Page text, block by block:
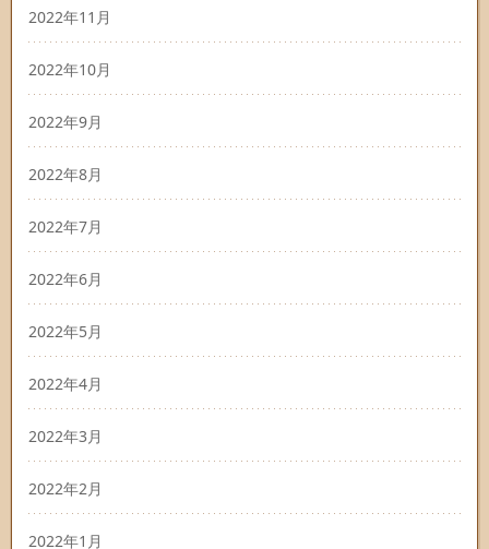
2022年11月
2022年10月
2022年9月
2022年8月
2022年7月
2022年6月
2022年5月
2022年4月
2022年3月
2022年2月
2022年1月